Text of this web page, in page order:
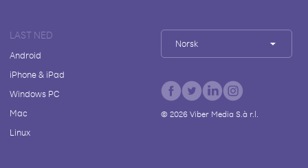
LAST NED
Android
iPhone & iPad
Windows PC
Mac
Linux
Norsk
© 2026Viber Media S.à r.l.